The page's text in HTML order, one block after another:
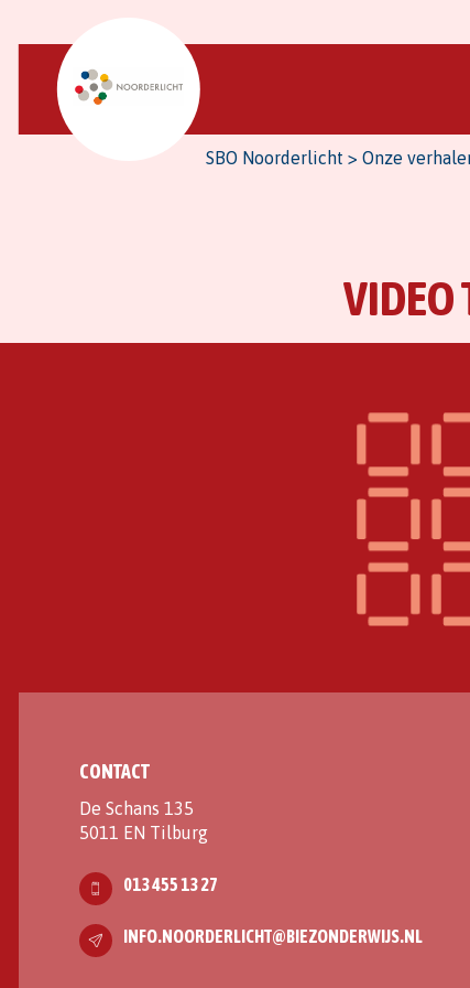
SBO Noorderlicht > Onze
VIDEO
CONTACT
De Schans 135
5011 EN Tilburg
013 455 13 27
INFO.NOORDERLICHT@BIEZONDERWIJS.NL